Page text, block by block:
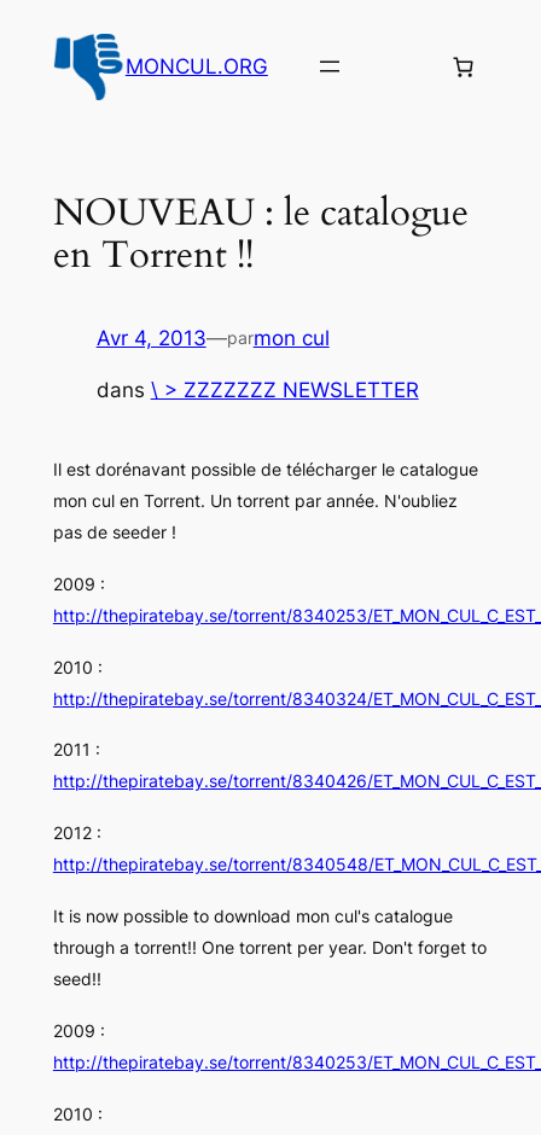
contenu
MONCUL.ORG
NOUVEAU : le catalogue
en Torrent !!
Avr 4, 2013—parmon cul
dans \ > ZZZZZZZ NEWSLETTER
Il est dorénavant possible de télécharger le catalogue
mon cul en Torrent. Un torrent par année. N'oubliez
pas de seeder !
2009 :
http://thepiratebay.se/torrent/8340253/
2010 :
http://thepiratebay.se/torrent/8340324/
2011 :
http://thepiratebay.se/torrent/8340426/
2012 :
http://thepiratebay.se/torrent/8340548/
It is now possible to download mon cul's catalogue
through a torrent!! One torrent per year. Don't forget to
seed!!
2009 :
http://thepiratebay.se/torrent/8340253/
2010 :